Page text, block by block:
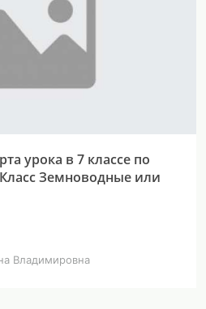
урока в 7 классе по
Земноводные или
Владимировна